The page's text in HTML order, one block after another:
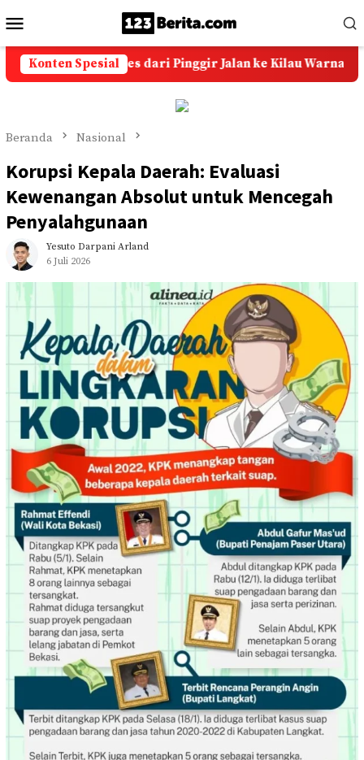
ke
kontenMobile
Konten Spesial
Kisah Sukses dari Pinggir Jalan ke Kilau Warna-Warni
Beranda Nasional
Korupsi Kepala Daerah: Evaluasi
Kewenangan Absolut untuk Mencegah
Penyalahgunaan
Yesuto Darpani Arland
6 Juli 2026